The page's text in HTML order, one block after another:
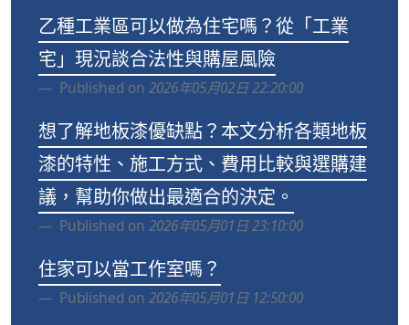
乙種工業區可以做為住宅嗎？從「工業
宅」現況談合法性與購屋風險
Published on 2026年05月02日 22:20:00
想了解地板漆優缺點？本文分析各類地板
漆的特性、施工方式、費用比較與選購建
議，幫助你做出最適合的決定。
Published on 2026年05月01日 23:10:00
住家可以當工作室嗎？
Published on 2026年05月01日 12:50:00